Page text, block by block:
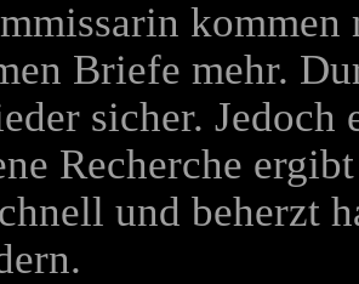
Briefe mehr.
sicher.
Recherche
und beherzt